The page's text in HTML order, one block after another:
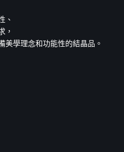
、
，
學理念和功能性的結晶品。